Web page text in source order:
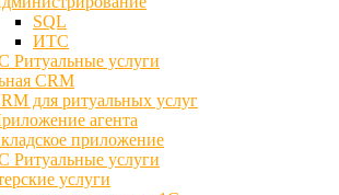
SQL
ИТС
Ритуальные услуги
CRM
для ритуальных услуг
агента
приложение
Ритуальные услуги
услуги